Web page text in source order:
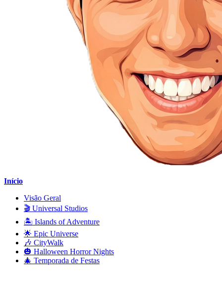
Início
Visão Geral
🎬 Universal Studios
🏝️ Islands of Adventure
🌟 Epic Universe
🎶 CityWalk
🎃 Halloween Horror Nights
🎄 Temporada de Festas